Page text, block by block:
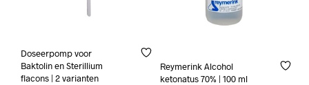
Doseerpomp voor
Baktolin en Sterillium
flacons | 2 varianten
Reymerink Alcohol
ketonatus 70% | 100 ml